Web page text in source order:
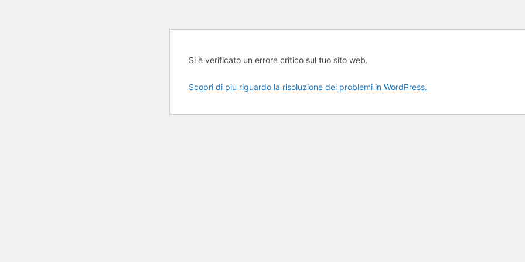
Si è verificato un errore critico sul tuo sito web.
Scopri di più riguardo la risoluzione dei problemi in WordPress.